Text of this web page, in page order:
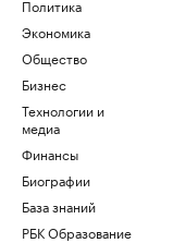
Политика
Экономика
Общество
Бизнес
Технологии и
медиа
Финансы
Биографии
База знаний
РБК Образование